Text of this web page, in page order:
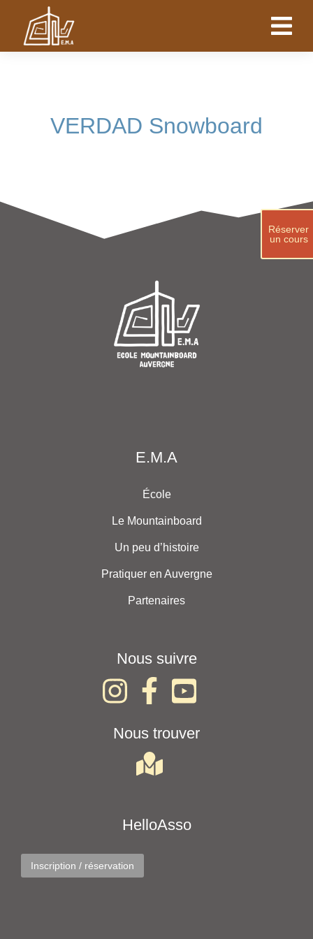
Réserver
un cours
VERDAD Snowboard
E.M.A
École
Le Mountainboard
Un peu d’histoire
Pratiquer en Auvergne
Partenaires
Nous suivre
Nous trouver
HelloAsso
Inscription / réservation